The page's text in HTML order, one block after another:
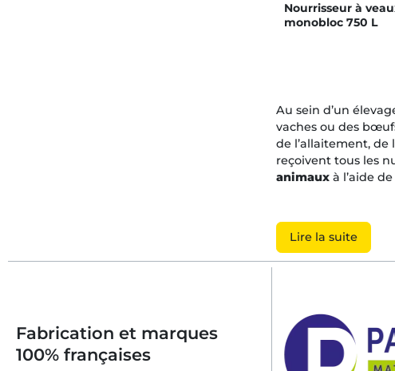
Nourrisseur à
monobloc 750 L
Au sein d’un
vaches ou des
de l’allaitement, de
reçoivent tous les
animaux à l’aide
Dans le cadre d’un
croissance et leur
lors, une
colostrum,
à des aliments
particulière est
Lire la suite
Fabrication et marques
100% françaises